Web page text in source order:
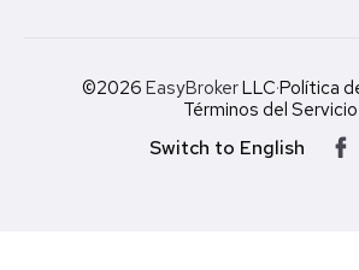
©2026 EasyBrokerLLC·Política
Términos del Servicio
Switch to English